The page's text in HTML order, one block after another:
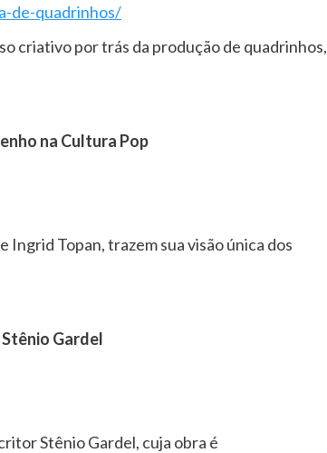
de-quadrinhos/
criativo por trás da produção de quadrinhos,
na Cultura Pop
Topan, trazem sua visão única dos
Gardel
Stênio Gardel, cuja obra é